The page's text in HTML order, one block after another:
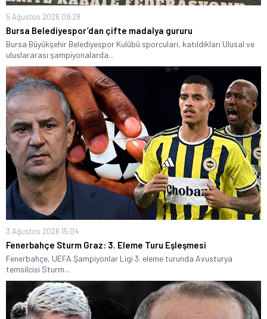
5 Ağustos 2026 09:28
Bursa Belediyespor’dan çifte madalya gururu
Bursa Büyükşehir Belediyespor Kulübü sporcuları, katıldıkları Ulusal ve
uluslararası şampiyonalarda...
3 Ağustos 2026 15:04
Fenerbahçe Sturm Graz: 3. Eleme Turu Eşleşmesi
Fenerbahçe, UEFA Şampiyonlar Ligi 3. eleme turunda Avusturya
temsilcisi Sturm...